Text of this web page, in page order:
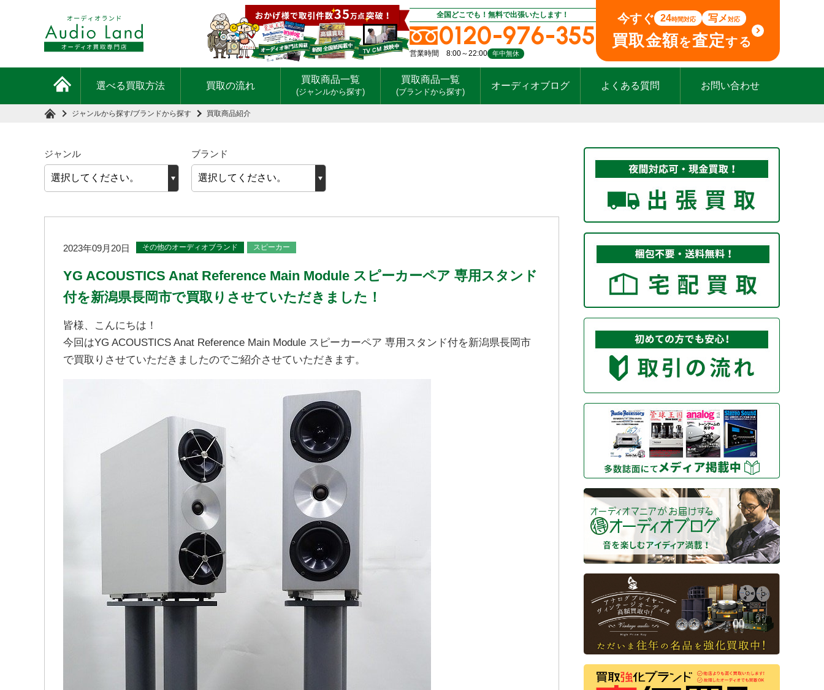
全国どこでも！無料で出張いたします！
0120-976-355
営業時間 8:00～22:00 年中無休
今すぐ 24時間対応 写メ対応
買取金額を査定する
選べる買取方法 買取の流れ
買取商品一覧
(ジャンルから探す)
買取商品一覧
(ブランドから探す)
オーディオブログ よくある質問 お問い合わせ
ジャンルから探す/ブランドから探す 買取商品紹介
ジャンル ブランド
2023年09月20日 その他のオーディオブランド スピーカー
YG ACOUSTICS Anat Reference Main Module スピーカーペア 専用スタンド
付を新潟県長岡市で買取りさせていただきました！
皆様、こんにちは！
今回はYG ACOUSTICS Anat Reference Main Module スピーカーペア 専用スタンド付を新潟県長岡市
で買取りさせていただきましたのでご紹介させていただきます。